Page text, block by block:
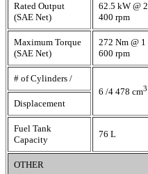
Rated Output
(SAE Net)
62.5 kW @ 2
400 rpm
Maximum Torque
(SAE Net)
272 Nm @ 1
600 rpm
# of Cylinders /
6 /4 478 cm3
Displacement
Fuel Tank
Capacity
76 L
OTHER